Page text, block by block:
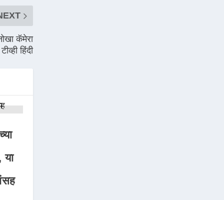
कॅमेरा
हिंदी
या